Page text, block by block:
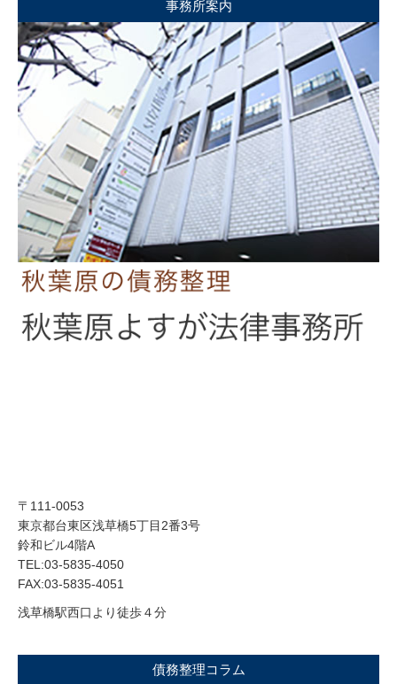
事務所案内
〒111-0053
東京都台東区浅草橋5丁目2番3号
鈴和ビル4階A
TEL:03-5835-4050
FAX:03-5835-4051
浅草橋駅西口より徒歩４分
債務整理コラム